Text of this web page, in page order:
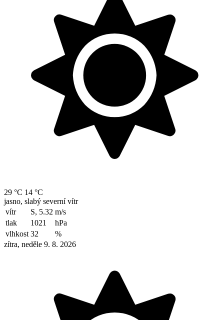
29 °C 14 °C
jasno, slabý severní vítr
vítr
S, 5.32 m/s
tlak
1021
hPa
vlhkost 32
%
zítra, neděle 9. 8. 2026